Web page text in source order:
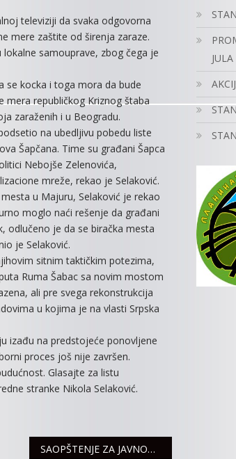
televiziji da svaka odgovorna
mere zaštite od širenja zaraze.
samouprave, zbog čega je
se kocka i toga mora da bude
mera republičkog Kriznog štaba
zaraženih i u Beogradu.
na ubedljivu pobedu liste
Šapčana. Time su građani Šapca
Nebojše Zelenovića,
mreže, rekao je Selaković.
u Majuru, Selaković je rekao
moglo naći rešenje da građani
odlučeno je da se biračka mesta
je Selaković.
sitnim taktičkim potezima,
Ruma Šabac sa novim mostom
ali pre svega rekonstrukcija
u kojima je na vlasti Srpska
izađu na predstojeće ponovljene
proces još nije završen.
Glasajte za listu
stranke Nikola Selaković.
SAOPŠTENJE ZA JAVNOST
JULA